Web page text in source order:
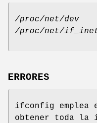
/proc/net/dev
/proc/net/
ERRORES
ifconfig emplea
obtener toda la